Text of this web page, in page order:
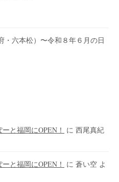
・六本松）〜令和８年６月の日
と福岡にOPEN！ に 西尾真紀
と福岡にOPEN！ に 蒼い空 よ